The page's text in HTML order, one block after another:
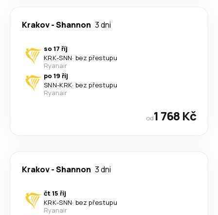
Krakov-Shannon 3 dni
so 17 říj
KRK-SNN· bez přestupu
Ryanair
po 19 říj
SNN-KRK· bez přestupu
Ryanair
od1 768 Kč
Krakov-Shannon 3 dni
čt 15 říj
KRK-SNN· bez přestupu
Ryanair